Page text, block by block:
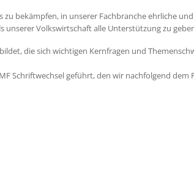
bekämpfen, in unserer Fachbranche ehrliche
Volkswirtschaft alle Unterstützung zu
die sich wichtigen Kernfragen und
Schriftwechsel geführt, den wir nachfolgend dem